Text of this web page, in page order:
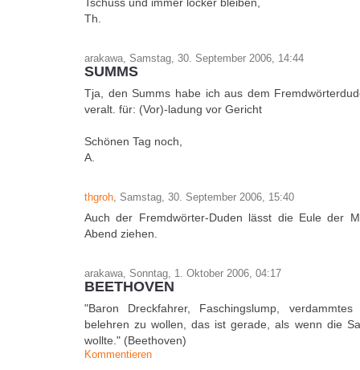
Th.
arakawa, Samstag, 30. September 2006, 14:44
SUMMS
Tja, den Summs habe ich aus dem
veralt. für: (Vor)-ladung vor Gericht
Schönen Tag noch,
A.
thgroh, Samstag, 30. September 2006, 15:40
Auch der Fremdwörter-Duden lässt die Eule der
Abend ziehen.
arakawa, Sonntag, 1. Oktober 2006, 04:17
BEETHOVEN
"Baron Dreckfahrer, Faschingslump,
belehren zu wollen, das ist gerade, als wenn die
wollte." (Beethoven)
Kommentieren